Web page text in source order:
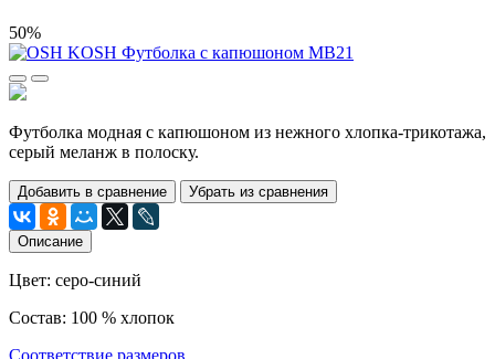
50%
Футболка модная с капюшоном из нежного хлопка-трикотажа,
серый меланж в полоску.
Добавить в сравнение Убрать из сравнения
Описание
Цвет: серо-синий
Состав: 100 % хлопок
Соответствие размеров